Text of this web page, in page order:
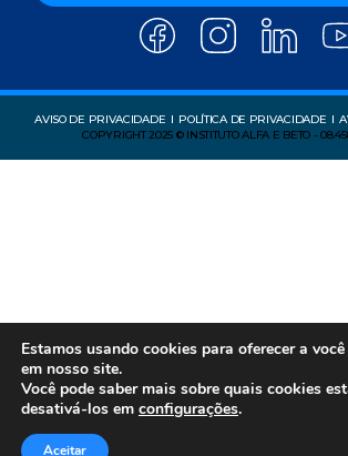
AVISO DE PRIVACIDADE POLÍTICA DE PRIVACIDADE
COPYRIGHT 2025 © INSTITUTO ALFA E BETO -
Estamos usando cookies para oferecer a
em nosso site.
Você pode saber mais sobre quais cookies
desativá-los em configurações.
Aceitar